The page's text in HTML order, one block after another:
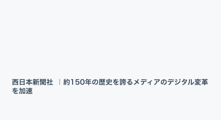
西日本新聞社 ｜約150年の歴史を誇るメディアのデジタル変革
を加速